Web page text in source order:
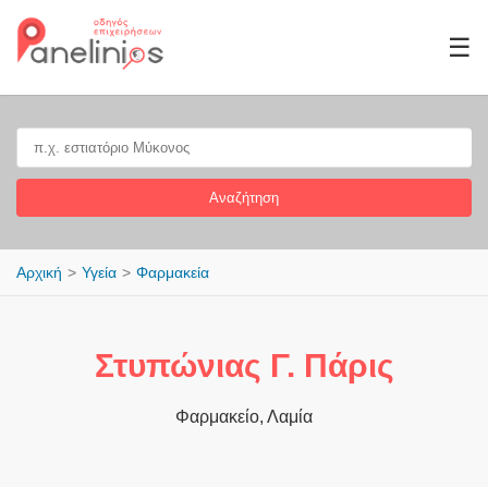
☰
Αναζήτηση
Αρχική Υγεία Φαρμακεία
Στυπώνιας Γ. Πάρις
Φαρμακείο, Λαμία